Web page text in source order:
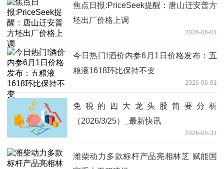
焦点日报:PriceSeek提醒：唐山迁安普方
坯出厂价格上调
2026-06-01
今日热门!酒价内参6月1日价格发布：五
粮液1618环比保持不变
2026-06-01
免税的四大龙头股简要分析
（2026/3/25）_最新快讯
2026-05-31
潍柴动力多款标杆产品亮相林芝 赋能国